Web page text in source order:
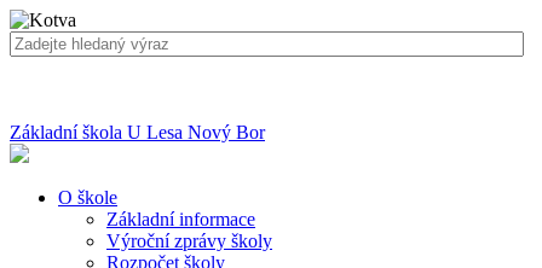
Základní škola U Lesa Nový Bor
O škole
Základní informace
Výroční zprávy školy
Rozpočet školy